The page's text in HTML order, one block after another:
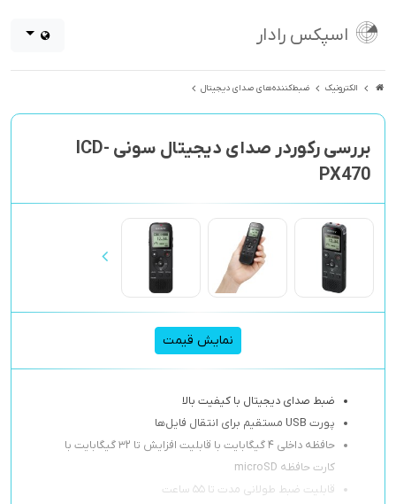
اسپکس رادار
الکترونیک ضبط‌کننده‌های صدای دیجیتال
بررسی رکوردر صدای دیجیتال سونی ICD-
PX470
نمایش قیمت
ضبط صدای دیجیتال با کیفیت بالا
پورت USB مستقیم برای انتقال فایل‌ها
حافظه داخلی ۴ گیگابایت با قابلیت افزایش تا ۳۲ گیگابایت با
کارت حافظه microSD
قابلیت ضبط طولانی مدت تا ۵۵ ساعت